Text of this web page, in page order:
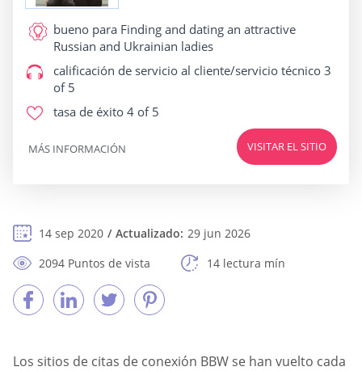
bueno para Finding and dating an attractive
Russian and Ukrainian ladies
calificación de servicio al cliente/servicio técnico 3
of 5
tasa de éxito 4 of 5
VISITAR EL SITIO
MÁS INFORMACIÓN
14 sep 2020 Actualizado: 29 jun 2026
2094 Puntos de vista
14 lectura mín
Los sitios de citas de conexión BBW se han vuelto cada